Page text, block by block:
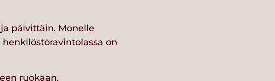
päivittäin. Monelle
on
ruokaan.